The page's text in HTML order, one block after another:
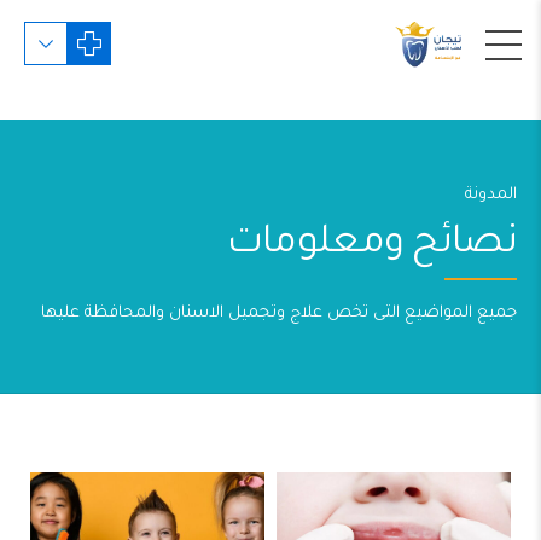
المدونة
نصائح ومعلومات
جميع المواضيع التى تخص علاج وتجميل الاسنان والمحافظة عليها